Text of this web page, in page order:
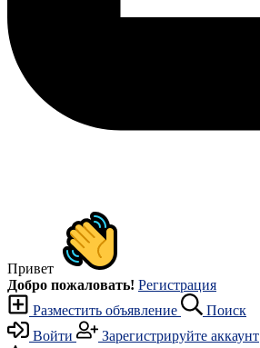
Привет
Добро пожаловать! Регистрация
Разместить объявление
Поиск
Войти
Зарегистрируйте аккаунт